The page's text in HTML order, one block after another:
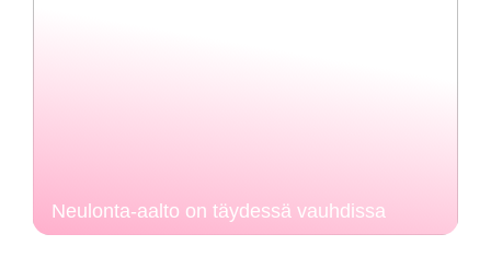
Neulonta-aalto on täydessä vauhdissa